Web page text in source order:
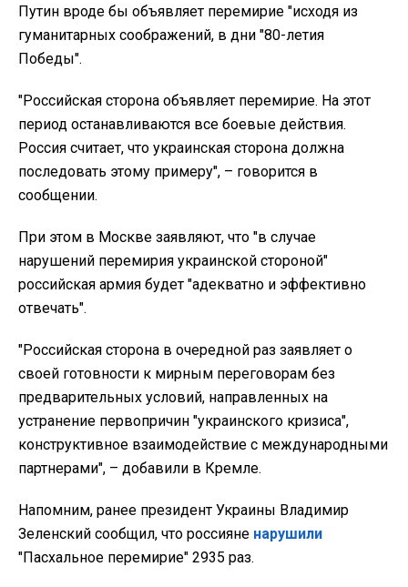
Путин вроде бы объявляет перемирие "исходя из
гуманитарных соображений, в дни "80-летия
Победы".
"Российская сторона объявляет перемирие. На этот
период останавливаются все боевые действия.
Россия считает, что украинская сторона должна
последовать этому примеру", – говорится в
сообщении.
При этом в Москве заявляют, что "в случае
нарушений перемирия украинской стороной"
российская армия будет "адекватно и эффективно
отвечать".
"Российская сторона в очередной раз заявляет о
своей готовности к мирным переговорам без
предварительных условий, направленных на
устранение первопричин "украинского кризиса",
конструктивное взаимодействие с международными
партнерами", – добавили в Кремле.
Напомним, ранее президент Украины Владимир
Зеленский сообщил, что россияне нарушили
"Пасхальное перемирие" 2935 раз.